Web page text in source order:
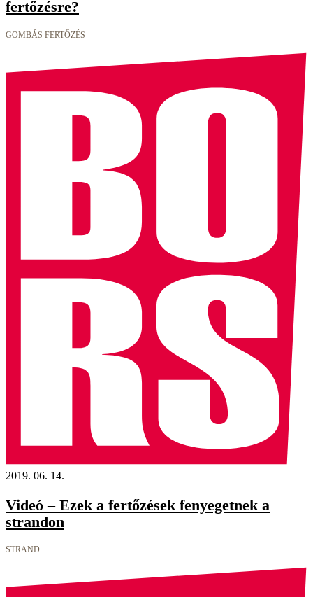
fertőzésre?
GOMBÁS FERTŐZÉS
2019. 06. 14.
Videó – Ezek a fertőzések fenyegetnek a
strandon
STRAND